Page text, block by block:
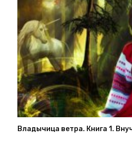
Владычица ветра. Книга 1.